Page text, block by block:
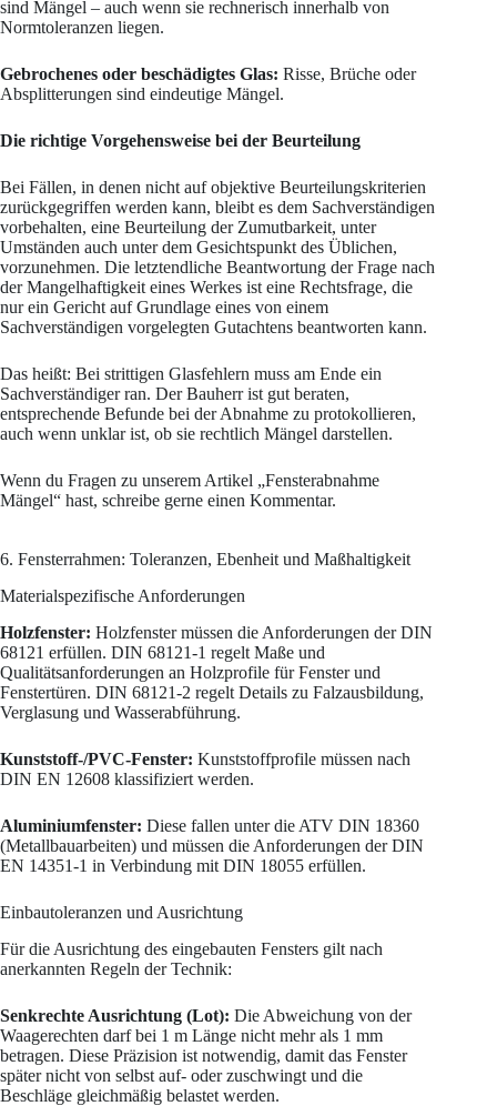
sind Mängel – auch wenn sie rechnerisch innerhalb von
Normtoleranzen liegen.
Gebrochenes oder beschädigtes Glas: Risse, Brüche oder
Absplitterungen sind eindeutige Mängel.
Die richtige Vorgehensweise bei der Beurteilung
Bei Fällen, in denen nicht auf objektive Beurteilungskriterien
zurückgegriffen werden kann, bleibt es dem Sachverständigen
vorbehalten, eine Beurteilung der Zumutbarkeit, unter
Umständen auch unter dem Gesichtspunkt des Üblichen,
vorzunehmen. Die letztendliche Beantwortung der Frage nach
der Mangelhaftigkeit eines Werkes ist eine Rechtsfrage, die
nur ein Gericht auf Grundlage eines von einem
Sachverständigen vorgelegten Gutachtens beantworten kann.
Das heißt: Bei strittigen Glasfehlern muss am Ende ein
Sachverständiger ran. Der Bauherr ist gut beraten,
entsprechende Befunde bei der Abnahme zu protokollieren,
auch wenn unklar ist, ob sie rechtlich Mängel darstellen.
Wenn du Fragen zu unserem Artikel „Fensterabnahme
Mängel“ hast, schreibe gerne einen Kommentar.
6. Fensterrahmen: Toleranzen, Ebenheit und Maßhaltigkeit
Materialspezifische Anforderungen
Holzfenster: Holzfenster müssen die Anforderungen der DIN
68121 erfüllen. DIN 68121-1 regelt Maße und
Qualitätsanforderungen an Holzprofile für Fenster und
Fenstertüren. DIN 68121-2 regelt Details zu Falzausbildung,
Verglasung und Wasserabführung.
Kunststoff-/PVC-Fenster: Kunststoffprofile müssen nach
DIN EN 12608 klassifiziert werden.
Aluminiumfenster: Diese fallen unter die ATV DIN 18360
(Metallbauarbeiten) und müssen die Anforderungen der DIN
EN 14351-1 in Verbindung mit DIN 18055 erfüllen.
Einbautoleranzen und Ausrichtung
Für die Ausrichtung des eingebauten Fensters gilt nach
anerkannten Regeln der Technik:
Senkrechte Ausrichtung (Lot): Die Abweichung von der
Waagerechten darf bei 1 m Länge nicht mehr als 1 mm
betragen. Diese Präzision ist notwendig, damit das Fenster
später nicht von selbst auf- oder zuschwingt und die
Beschläge gleichmäßig belastet werden.